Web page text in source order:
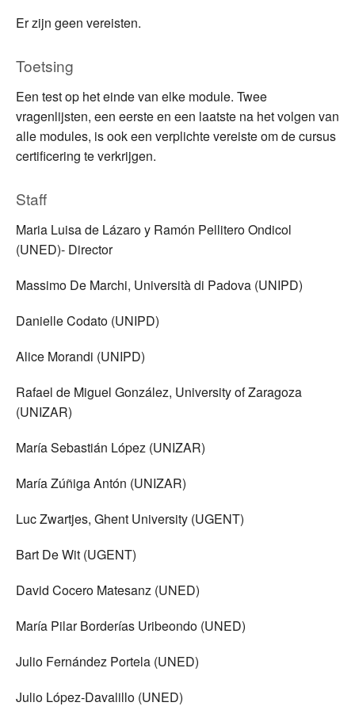
Er zijn geen vereisten.
Toetsing
Een test op het einde van elke module. Twee
vragenlijsten, een eerste en een laatste na het volgen van
alle modules, is ook een verplichte vereiste om de cursus
certificering te verkrijgen.
Staff
Maria Luisa de Lázaro y Ramón Pellitero Ondicol
(UNED)- Director
Massimo De Marchi, Università di Padova (UNIPD)
Danielle Codato (UNIPD)
Alice Morandi (UNIPD)
Rafael de Miguel González, University of Zaragoza
(UNIZAR)
María Sebastián López (UNIZAR)
María Zúñiga Antón (UNIZAR)
Luc Zwartjes, Ghent University (UGENT)
Bart De Wit (UGENT)
David Cocero Matesanz (UNED)
María Pilar Borderías Uribeondo (UNED)
Julio Fernández Portela (UNED)
Julio López-Davalillo (UNED)